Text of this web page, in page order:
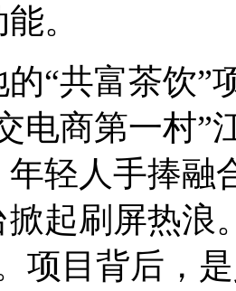
。
“共富茶饮”
电商第一村
轻人手捧融
起刷屏热浪
项目背后，